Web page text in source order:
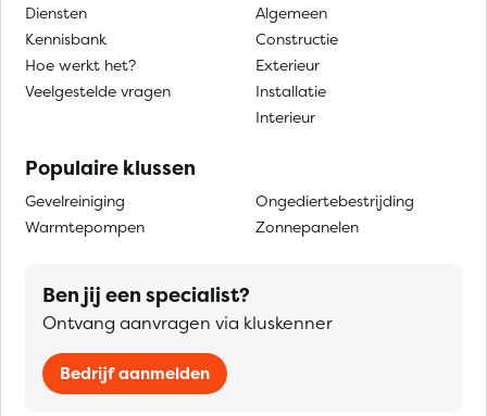
Diensten
Kennisbank
Hoe werkt het?
Veelgestelde vragen
Algemeen
Constructie
Exterieur
Installatie
Interieur
Populaire klussen
Gevelreiniging
Warmtepompen
Ongediertebestrijding
Zonnepanelen
Ben jij een specialist?
Ontvang aanvragen via kluskenner
Bedrijf aanmelden